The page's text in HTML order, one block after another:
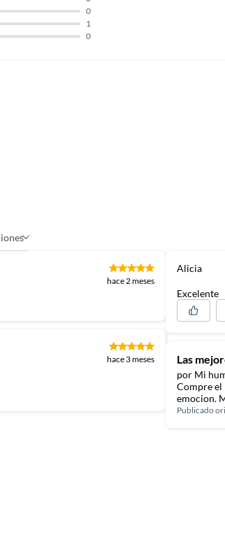
0
1
0
hace 2 meses
hace 3 meses
Alicia
Excelente
Las
por Mi
Compre el
emocion.
Publicado